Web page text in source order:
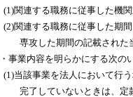
(1)関連する職務に従事した機
(2)関連する職務に従事した期
専攻した期間の記載された
・事業内容を明らかにする次の
(1)当該事業を法人において行
完了していないときは、定款